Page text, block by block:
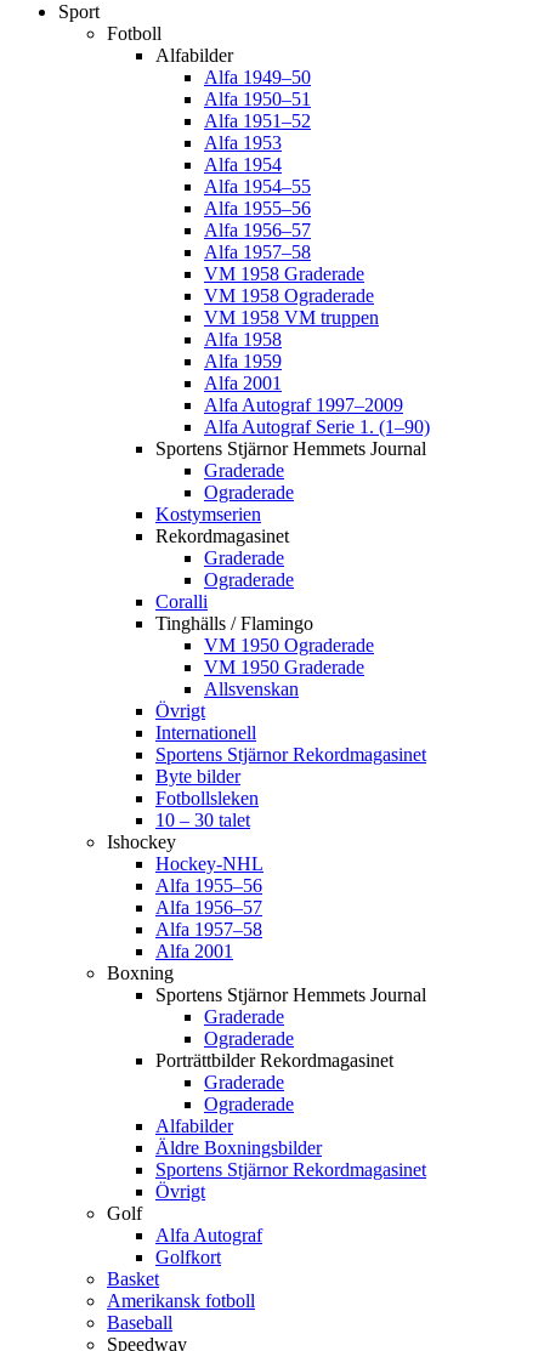
Sport
Fotboll
Alfabilder
Alfa 1949–50
Alfa 1950–51
Alfa 1951–52
Alfa 1953
Alfa 1954
Alfa 1954–55
Alfa 1955–56
Alfa 1956–57
Alfa 1957–58
VM 1958 Graderade
VM 1958 Ograderade
VM 1958 VM truppen
Alfa 1958
Alfa 1959
Alfa 2001
Alfa Autograf 1997–2009
Alfa Autograf Serie 1. (1–90)
Sportens Stjärnor Hemmets Journal
Graderade
Ograderade
Kostymserien
Rekordmagasinet
Graderade
Ograderade
Coralli
Tinghälls / Flamingo
VM 1950 Ograderade
VM 1950 Graderade
Allsvenskan
Övrigt
Internationell
Sportens Stjärnor Rekordmagasinet
Byte bilder
Fotbollsleken
10 – 30 talet
Ishockey
Hockey-NHL
Alfa 1955–56
Alfa 1956–57
Alfa 1957–58
Alfa 2001
Boxning
Sportens Stjärnor Hemmets Journal
Graderade
Ograderade
Porträttbilder Rekordmagasinet
Graderade
Ograderade
Alfabilder
Äldre Boxningsbilder
Sportens Stjärnor Rekordmagasinet
Övrigt
Golf
Alfa Autograf
Golfkort
Basket
Amerikansk fotboll
Baseball
Speedway